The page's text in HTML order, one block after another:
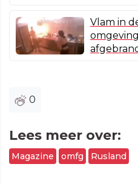
Vlam in
0
Lees meer over:
Magazine omfg Rusland